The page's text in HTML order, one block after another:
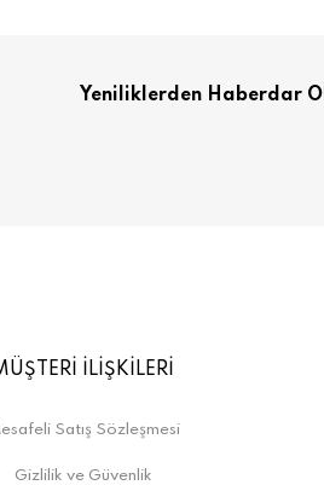
Yeniliklerden Haberdar Ol
İLİŞKİLERİ
Satış Sözleşmesi
Gizlilik ve Güvenlik